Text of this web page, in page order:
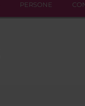
PERSONE